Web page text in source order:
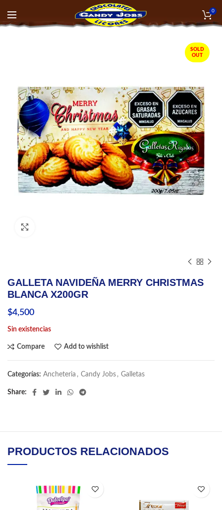
0
SOLD
OUT
GALLETA NAVIDEÑA MERRY CHRISTMAS
BLANCA X200GR
$4,500
Sin existencias
Compare Add to wishlist
Categorías: Ancheteria , Candy Jobs , Galletas
Share
PRODUCTOS RELACIONADOS